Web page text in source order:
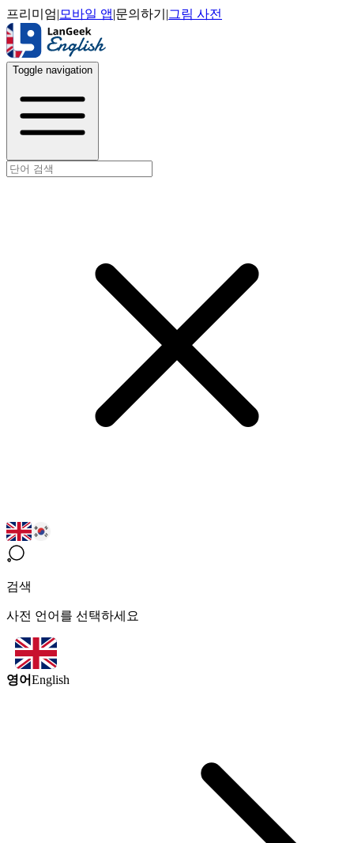
프리미엄| 모바일 앱|문의하기 |그림 사전
Toggle navigation
검색
사전 언어를 선택하세요
영어English